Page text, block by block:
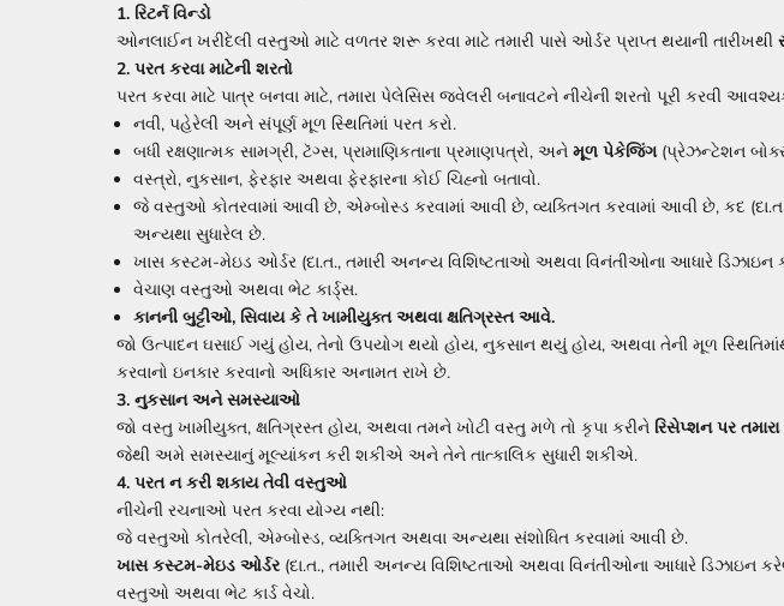
1. રિટર્ન વિન્ડો
ઓનલાઈન ખરીદેલી વસ્તુઓ માટે વળતર શરૂ કરવા માટે તમારી પાસે ઓર્ડર પ્રાપ્ત થયાની તારીખથી
2. પરત કરવા માટેની શરતો
પરત કરવા માટે પાત્ર બનવા માટે, તમારા પેલેસિસ જ્વેલરી બનાવટને નીચેની શરતો પૂરી કરવી
નવી, પહેરેલી અને સંપૂર્ણ મૂળ સ્થિતિમાં પરત કરો.
બધી રક્ષણાત્મક સામગ્રી, ટૅગ્સ, પ્રામાણિકતાના પ્રમાણપત્રો, અને મૂળ પેકેજિંગ(પ્રેઝન્ટેશન
વસ્ત્રો, નુકસાન, ફેરફાર અથવા ફેરફારના કોઈ ચિહ્નો બતાવો.
જે વસ્તુઓ કોતરવામાં આવી છે, એમ્બોસ્ડ કરવામાં આવી છે, વ્યક્તિગત કરવામાં આવી છે, કદ
અન્યથા સુધારેલ છે.
ખાસ કસ્ટમ-મેઇડ ઓર્ડર (દા.ત., તમારી અનન્ય વિશિષ્ટતાઓ અથવા વિનંતીઓના આધારે
વેચાણ વસ્તુઓ અથવા ભેટ કાર્ડ્સ.
કાનની બુટ્ટીઓ, સિવાય કે તે ખામીયુક્ત અથવા ક્ષતિગ્રસ્ત આવે.
જો ઉત્પાદન ઘસાઈ ગયું હોય, તેનો ઉપયોગ થયો હોય, નુકસાન થયું હોય, અથવા તેની મૂળ
કરવાનો ઇનકાર કરવાનો અધિકાર અનામત રાખે છે.
3. નુકસાન અને સમસ્યાઓ
જો વસ્તુ ખામીયુક્ત, ક્ષતિગ્રસ્ત હોય, અથવા તમને ખોટી વસ્તુ મળે તો કૃપા કરીને રિસેપ્શન પર
જેથી અમે સમસ્યાનું મૂલ્યાંકન કરી શકીએ અને તેને તાત્કાલિક સુધારી શકીએ.
4. પરત ન કરી શકાય તેવી વસ્તુઓ
નીચેની રચનાઓ પરત કરવા યોગ્ય નથી:
જે વસ્તુઓ કોતરેલી, એમ્બોસ્ડ, વ્યક્તિગત અથવા અન્યથા સંશોધિત કરવામાં આવી છે.
ખાસ કસ્ટમ-મેઇડ ઓર્ડર(દા.ત., તમારી અનન્ય વિશિષ્ટતાઓ અથવા વિનંતીઓના આધારે ડિઝાઇન
વસ્તુઓ અથવા ભેટ કાર્ડ વેચો.